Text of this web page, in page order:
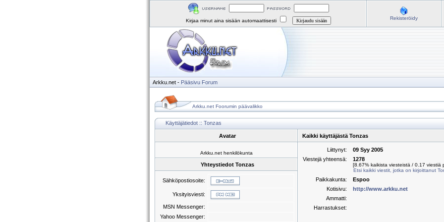
Kirjaa minut aina sisään automaattisesti Rekisteröidy
Arkku.net - Pääsivu Forum
Arkku.net Foorumin päävalikko
Käyttäjätiedot :: Tonzas
Avatar Kaikki käyttäjästä Tonzas
Arkku.net henkilökunta
Liittynyt:
09 Syy 2005
Viestejä yhteensä:
1278
[8.67% kaikista viesteistä / 0.17 viestiä
Etsi kaikki viestit, jotka on kirjoittanut
Paikkakunta:
Espoo
Kotisivu:
http://www.arkku.net
Ammatti:
Harrastukset:
Yhteystiedot Tonzas
Sähköpostiosoite:
Yksityisviesti:
MSN Messenger:
Yahoo Messenger: